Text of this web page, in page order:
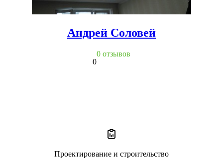
Андрей Соловей
0
0 отзывов
Проектирование и строительство